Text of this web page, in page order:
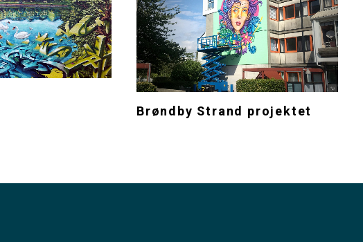
Brøndby Strand projektet